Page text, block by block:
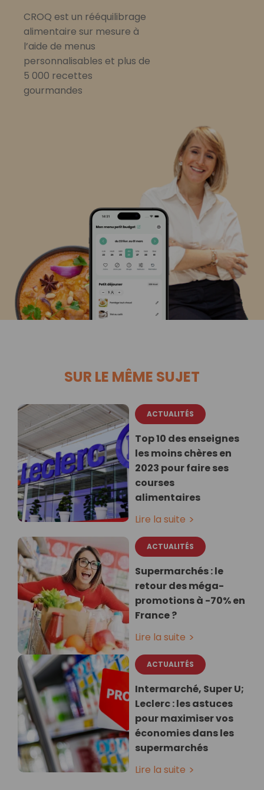
CROQ est un rééquilibrage
alimentaire sur mesure à
l’aide de menus
personnalisables et plus de
5 000 recettes
gourmandes
SUR LE MÊME SUJET
ACTUALITÉS
Top 10 des enseignes
les moins chères en
2023 pour faire ses
courses
alimentaires
Lire la suite
ACTUALITÉS
Supermarchés : le
retour des méga-
promotions à -70% en
France ?
Lire la suite
ACTUALITÉS
Intermarché, Super U;
Leclerc : les astuces
pour maximiser vos
économies dans les
supermarchés
Lire la suite